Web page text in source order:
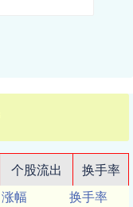
个股流出
换手率
涨幅
换手率